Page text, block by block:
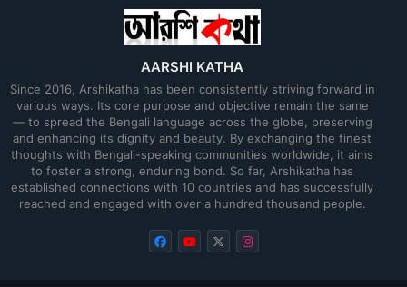
AARSHI KATHA
Since 2016, Arshikatha has been consistently striving forward in
various ways. Its core purpose and objective remain the same
— to spread the Bengali language across the globe, preserving
and enhancing its dignity and beauty. By exchanging the finest
thoughts with Bengali-speaking communities worldwide, it aims
to foster a strong, enduring bond. So far, Arshikatha has
established connections with 10 countries and has successfully
reached and engaged with over a hundred thousand people.